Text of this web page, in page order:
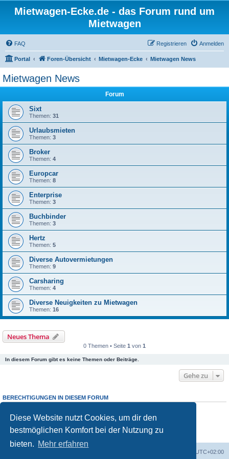
Diese Website nutzt Cookies, um dir den
bestmöglichen Komfort bei der Nutzung zu
bieten. Mehr erfahren
Mietwagen-Ecke.de - das Forum rund um
Mietwagen
FAQ Anmelden
Registrieren
Portal Foren-Übersicht Mietwagen-Ecke Mietwagen News
Mietwagen News
Forum
Sixt
Themen: 31
Urlaubsmieten
Themen: 3
Broker
Themen: 4
Europcar
Themen: 8
Enterprise
Themen: 3
Buchbinder
Themen: 3
Hertz
Themen: 5
Diverse Autovermietungen
Themen: 9
Carsharing
Themen: 4
Diverse Neuigkeiten zu Mietwagen
Themen: 16
Neues Thema
0 Themen • Seite 1 von 1
In diesem Forum gibt es keine Themen oder Beiträge.
Gehe zu
BERECHTIGUNGEN IN DIESEM FORUM
Du darfst
keine Antworten zu Themen in diesem Forum erstellen.
Du darfst deine Beiträge in diesem Forumnichtändern.
Du darfst deine Beiträge in diesem Forum nicht löschen.
keine
UTC+02:00